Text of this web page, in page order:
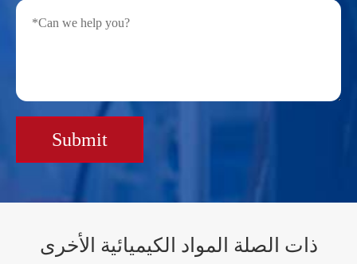
Submit
ذات الصلة المواد الكيميائية الأخرى